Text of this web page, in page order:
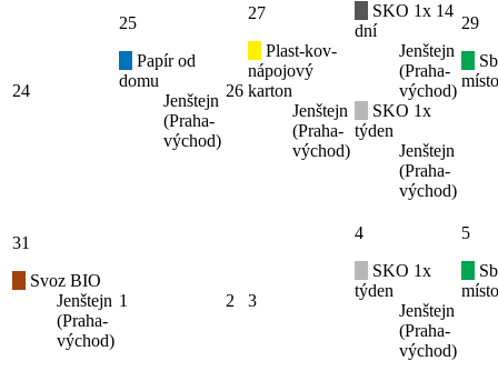
24
25
Papír od
domu
Jenštejn
(Praha-
východ)
26
27
Plast-kov-
nápojový
karton
Jenštejn
(Praha-
východ)
SKO 1x 14
dní
Jenštejn
(Praha-
východ)
SKO 1x
týden
Jenštejn
(Praha-
východ)
29
31
Svoz BIO
Jenštejn
(Praha-
východ)
1 2 3
4
SKO 1x
týden
Jenštejn
(Praha-
východ)
5